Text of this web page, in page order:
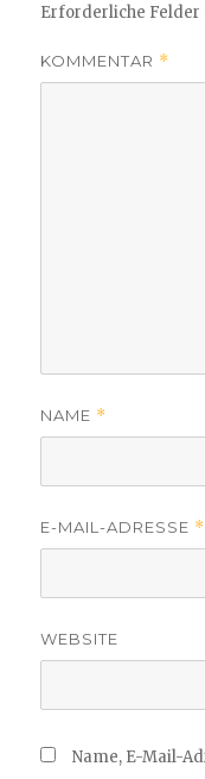
Erforderliche
KOMMENTAR *
NAME *
E-MAIL-ADRESSE *
WEBSITE
Name, E-Mail-